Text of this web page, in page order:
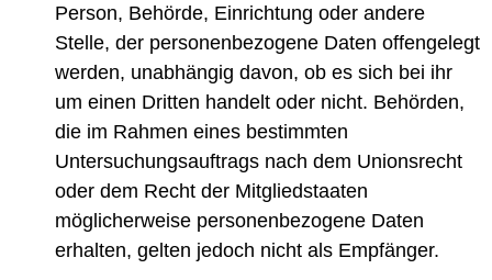
Person, Behörde, Einrichtung oder andere
Stelle, der personenbezogene Daten offengelegt
werden, unabhängig davon, ob es sich bei ihr
um einen Dritten handelt oder nicht. Behörden,
die im Rahmen eines bestimmten
Untersuchungsauftrags nach dem Unionsrecht
oder dem Recht der Mitgliedstaaten
möglicherweise personenbezogene Daten
erhalten, gelten jedoch nicht als Empfänger.